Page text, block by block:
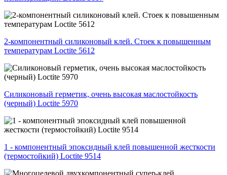
2-компонентный силиконовый клей. Стоек к повышенным
температурам Loctite 5612
Силиконовый герметик, очень высокая маслостойкость
(черный) Loctite 5970
1 - компонентный эпоксидный клей повышенной жесткости
(термостойкий) Loctite 9514